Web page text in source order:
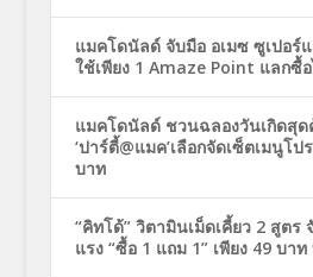
แมคโดนัลด์ จับมือ อเมซ ซูเปอร์
ใช้เพียง 1 Amaze Point แลกซื้
แมคโดนัลด์ ชวนฉลองวันเกิดสุด
‘ปาร์ตี้@แมค’เลือกจัดเซ็ตเมนูโป
บาท
“คิทโด้” วิตามินเม็ดเคี้ยว 2 สูตร
แรง “ซื้อ 1 แถม 1” เพียง 49 บาท